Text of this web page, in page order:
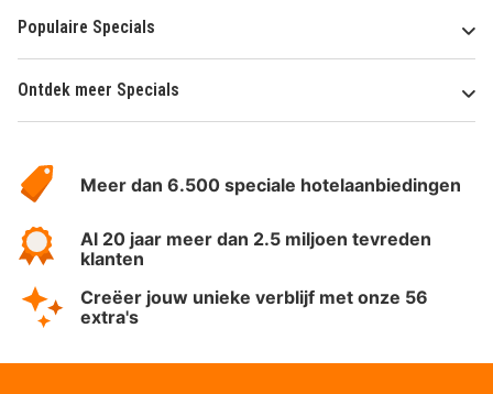
Populaire Specials
Ontdek meer Specials
HotelSpecials
Meer dan 6.500 speciale hotelaanbiedingen
Al 20 jaar meer dan 2.5 miljoen tevreden
klanten
Creëer jouw unieke verblijf met onze 56
extra's